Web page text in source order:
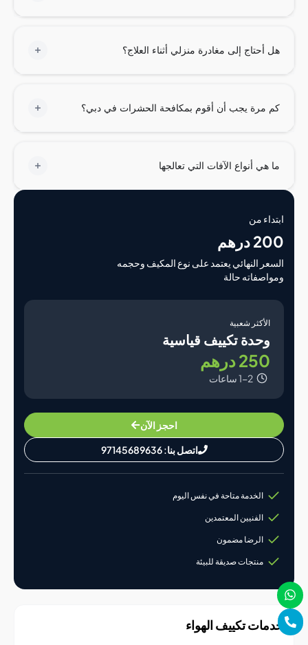
إلى مغادرة منزلي أثناء العلاج؟
مرة يجب أن أقوم بمكافحة الحشرات في دبي؟
أنواع الآفات التي تعالجها
النهائي يعتمد على نوع المكيف وحجمه
حالة
الأكثر شعبية
وحدة تكييف قياسية
اتصل بنا: 97145689636
الخدمة متاحة في نفس اليوم
الفنيين المعتمدين
الرضا مضمون
منتجات صديقة للبيئة
تكييف الهواء